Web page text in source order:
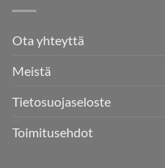
Ota yhteyttä
Meistä
Tietosuojaseloste
Toimitusehdot